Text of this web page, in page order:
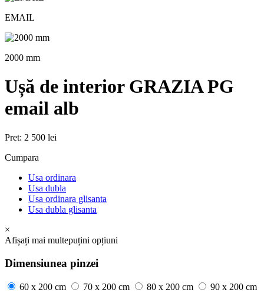
EMAIL
2000 mm
Ușă de interior GRAZIA PG
email alb
Pret: 2 500 lei
Cumpara
Usa ordinara
Usa dubla
Usa ordinara glisanta
Usa dubla glisanta
×
Afișați mai multepuțini opțiuni
Dimensiunea pinzei
60 x 200 cm 70 x 200 cm 80 x 200 cm 90 x 200 cm